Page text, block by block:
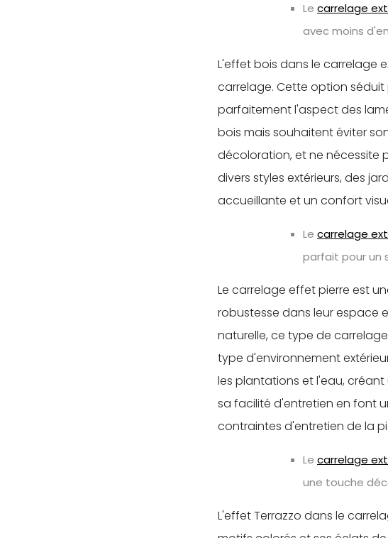
Le carrelage
avec moins
L'effet bois dans le carrelage
carrelage. Cette option
parfaitement l'aspect des
bois mais souhaitent éviter
décoloration, et ne nécessite
divers styles extérieurs, des
accueillante et un confort
Le carrelage
parfait pour un
Le carrelage effet pierre est
robustesse dans leur espace
naturelle, ce type de
type d'environnement
les plantations et l'eau,
sa facilité d'entretien en font
contraintes d'entretien de la
Le carrelage
une touche
L'effet Terrazzo dans le